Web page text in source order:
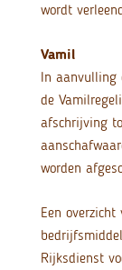
wordt
Vamil
In aanvulling
de
afschrijving
worden
Een
Rijksdienst